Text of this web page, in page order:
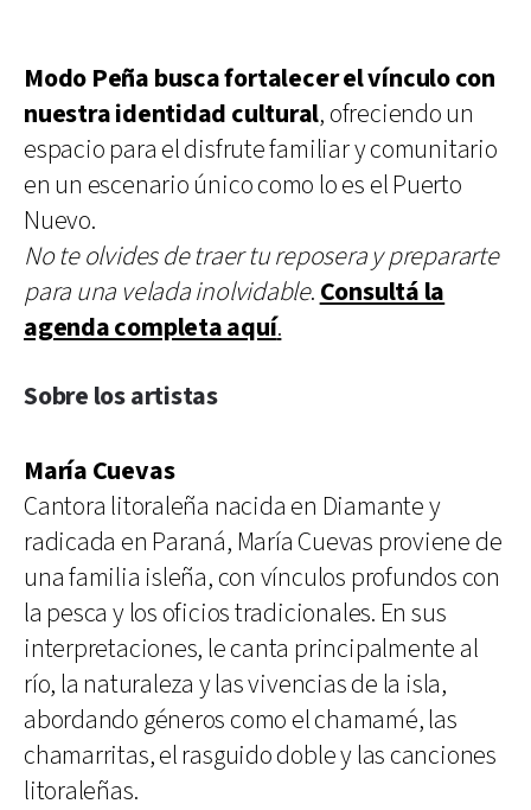
Modo Peña busca fortalecer el vínculo con
nuestra identidad cultural, ofreciendo un
espacio para el disfrute familiar y comunitario
en un escenario único como lo es el Puerto
Nuevo.
No te olvides de traer tu reposera y prepararte
para una velada inolvidable. Consultá la
agenda completa aquí.
Sobre los artistas
María Cuevas
Cantora litoraleña nacida en Diamante y
radicada en Paraná, María Cuevas proviene de
una familia isleña, con vínculos profundos con
la pesca y los oficios tradicionales. En sus
interpretaciones, le canta principalmente al
río, la naturaleza y las vivencias de la isla,
abordando géneros como el chamamé, las
chamarritas, el rasguido doble y las canciones
litoraleñas.